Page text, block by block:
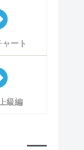
ート
級編